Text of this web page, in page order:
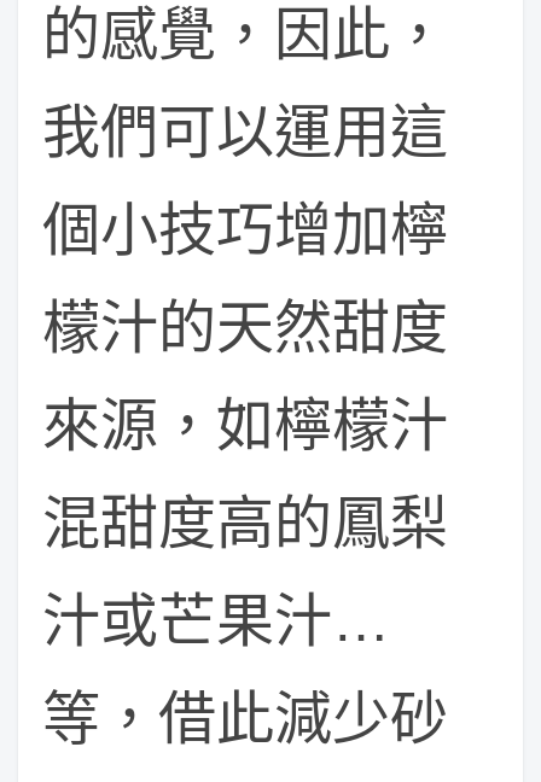
的感覺，因此，
我們可以運用這
個小技巧增加檸
檬汁的天然甜度
來源，如檸檬汁
混甜度高的鳳梨
汁或芒果汁…
等，借此減少砂